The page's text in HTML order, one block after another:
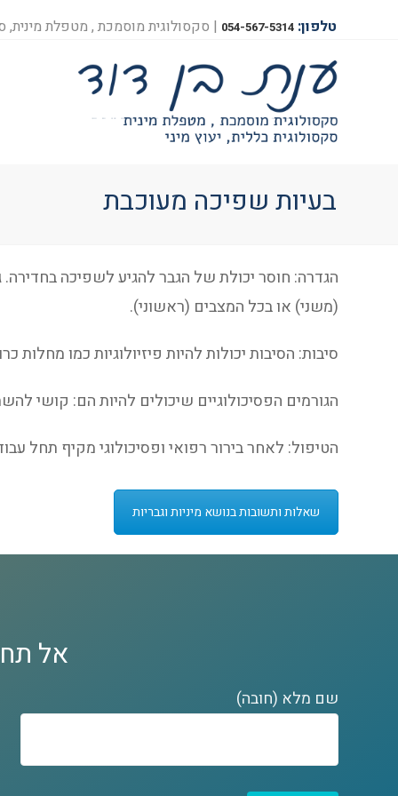
טלפון: 054-567-5314 | סקסולוגית מוסמכת , מטפלת מינית,
בעיות שפיכה מעוכבת
הגדרה: חוסר יכולת של הגבר להגיע לשפיכה בחדירה.
(משני) או בכל המצבים (ראשוני).
סיבות: הסיבות יכולות להיות פיזיולוגיות כמו מחלות
הגורמים הפסיכולוגיים שיכולים להיות הם: קושי
הטיפול: לאחר בירור רפואי ופסיכולוגי מקיף תחל
שאלות ותשובות בנושא מיניות וגבריות
אל
שם מלא (חובה)